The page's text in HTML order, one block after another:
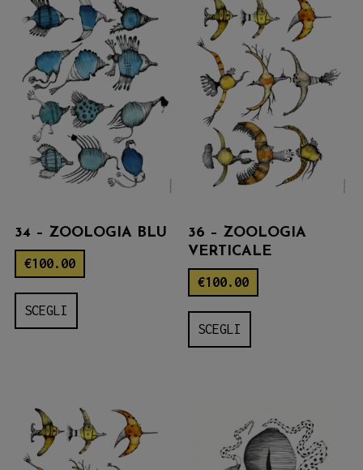
34 – ZOOLOGIA BLU
€100.00
SCEGLI
Questo
Le
opzioni
36 – ZOOLOGIA
VERTICALE
€100.00
SCEGLI
Questo
varianti.
Le
opzioni